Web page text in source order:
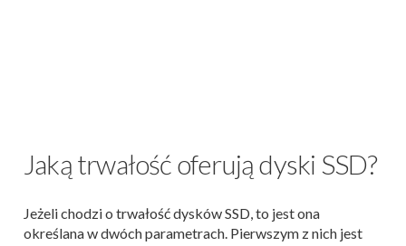
Jaką trwałość oferują dyski SSD?
Jeżeli chodzi o trwałość dysków SSD, to jest ona
określana w dwóch parametrach. Pierwszym z nich jest